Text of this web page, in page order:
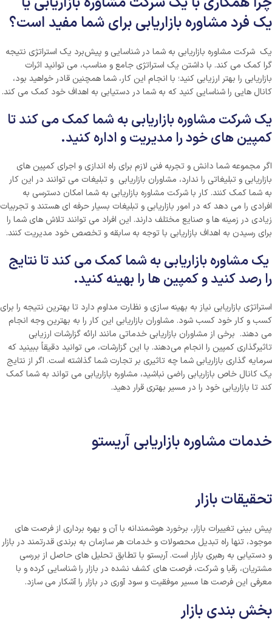
یک فرد مشاوره بازاریابی برای شما مفید است؟
یک شرکت مشاوره بازاریابی به شما در شناسایی و پیش‌برد یک استراتژی نتیجه
گرا کمک می کند. با داشتن یک استراتژی جامع و مناسب، می توانید اثرات
بازاریابی را بهتر ارزیابی کنید؛ با انجام این کار، شما همچنین قادر خواهید بود،
کانال هایی را شناسایی کنید که به شما در دستیابی به اهداف خود کمک می کند.
یک شرکت مشاوره بازاریابی به شما کمک می کند تا
کمپین های خود را مدیریت و اداره کنید.
اگر مجموعه شما دانش و تجربه فنی لازم برای راه اندازی و اجرای کمپین های
بازاریابی و تبلیغاتی را ندارد، مشاوران بازاریابی و تبلیغات می توانند در این کار
به شما کمک کنند. کار با شرکت مشاوره بازاریابی به شما امکان دسترسی به
افرادی را می دهد که در امور بازاریابی و تبلیغات بسیار حرفه ای هستند و تجربیات
زیادی در زمینه ها و صنایع مختلف دارند. این افراد می توانند تلاش های شما را
برای رسیدن به اهداف بازاریابی با توجه به سابقه و تخصص خود مدیریت كنند.
یک مشاوره بازاریابی به شما کمک می کند تا نتایج
را رصد کنید و کمپین ها را بهینه کنید.
استراتژی بازاریابی نیاز به بهینه سازی و نظارت مداوم دارد تا بهترین نتیجه را برای
کسب و کار خود کسب شود. مشاوران بازاریابی این کار را به بهترین وجه انجام
می دهند. برخی از مشاوران بازاریابی خدماتی مانند ارائه گزارشات ارزیابی
تاثیرگذاری کمپین را انجام می‌دهند. با این گزارشات، می توانید دقیقاً ببینید که
سرمایه گذاری بازاریابی شما چه تاثیری بر تجارت شما گذاشته است. اگر از نتایج
یک کانال خاص بازاریابی راضی نباشید، مشاوره بازاریابی می تواند به شما کمک
کند تا بازاریابی خود را در مسیر بهتری قرار دهید.
خدمات مشاوره بازاریابی آریستو
تحقیقات بازار
پیش بینی تغییرات بازار، برخورد هوشمندانه با آن و بهره برداری از فرصت های
موجود، تنها راه تبدیل محصولات و خدمات هر سازمان به برندی قدرتمند در بازار
و دستیابی به رهبری بازار است. آربستو با تطابق تحلیل های حاصل از بررسی
مشتریان، رقبا و شرکت، فرصت های کشف نشده در بازار را شناسایی کرده و با
معرفی این فرصت ها مسیر موفقیت و سود آوری در بازار را آشکار می سازد.
بخش بندی بازار